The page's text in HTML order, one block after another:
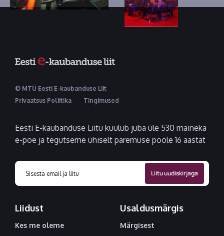
© MTÜ Eesti E-kaubanduse Liit
Privaatsus Poliitika
Tingimused
Eesti E-kaubanduse Liitu kuulub juba üle 530 maineka
e-poe ja tegutseme ühiselt paremuse poole 16 aastat
Liidust
Kes me oleme
Usaldusmärgis
Märgisest